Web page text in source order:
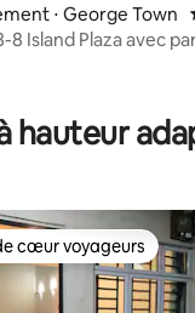
la base de 64
⋅ George Town
8 Island Plaza avec
hauteur
cœur voyageurs
cœur voyageurs